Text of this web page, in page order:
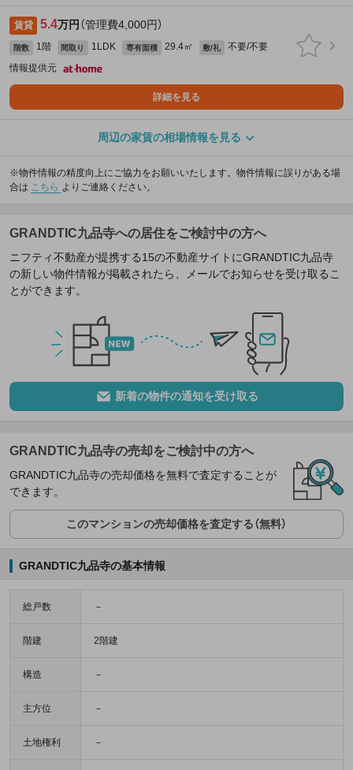
賃貸 5.4万円 （管理費4,000円）
階数 1階 間取り 1LDK 専有面積 29.4㎡ 敷/礼
不要/不要
情報提供元
詳細を見る
周辺の家賃の相場情報を見る
※物件情報の精度向上にご協力をお願いいたします。物件情報に誤りがある場
合は こちら よりご連絡ください。
GRANDTIC九品寺への居住をご検討中の方へ
ニフティ不動産が提携する15の不動産サイトにGRANDTIC九品寺
の新しい物件情報が掲載されたら、メールでお知らせを受け取るこ
とができます。
新着の物件の通知を受け取る
GRANDTIC九品寺の売却をご検討中の方へ
GRANDTIC九品寺の売却価格を無料で査定することが
できます。
このマンションの売却価格を査定する（無料）
GRANDTIC九品寺の基本情報
総戸数 －
階建 2階建
構造 －
主方位 －
土地権利 －